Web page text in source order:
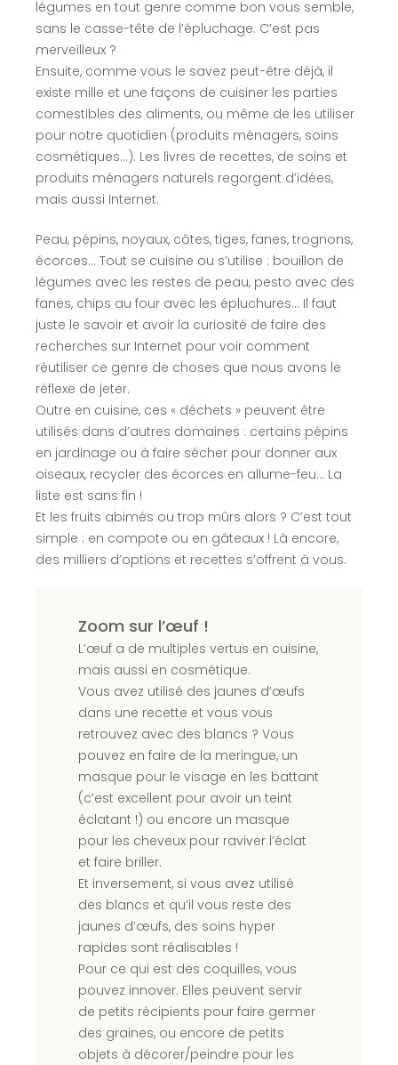
légumes en tout genre comme bon vous semble,
sans le casse-tête de l’épluchage. C’est pas
merveilleux ?
Ensuite, comme vous le savez peut-être déjà, il
existe mille et une façons de cuisiner les parties
comestibles des aliments, ou même de les utiliser
pour notre quotidien (produits ménagers, soins
cosmétiques…). Les livres de recettes, de soins et
produits ménagers naturels regorgent d’idées,
mais aussi Internet.
Peau, pépins, noyaux, côtes, tiges, fanes, trognons,
écorces… Tout se cuisine ou s’utilise : bouillon de
légumes avec les restes de peau, pesto avec des
fanes, chips au four avec les épluchures… Il faut
juste le savoir et avoir la curiosité de faire des
recherches sur Internet pour voir comment
réutiliser ce genre de choses que nous avons le
réflexe de jeter.
Outre en cuisine, ces « déchets » peuvent être
utilisés dans d’autres domaines : certains pépins
en jardinage ou à faire sécher pour donner aux
oiseaux, recycler des écorces en allume-feu… La
liste est sans fin !
Et les fruits abimés ou trop mûrs alors ? C’est tout
simple : en compote ou en gâteaux ! Là encore,
des milliers d’options et recettes s’offrent à vous.
Zoom sur l’œuf !
L’œuf a de multiples vertus en cuisine,
mais aussi en cosmétique.
Vous avez utilisé des jaunes d’œufs
dans une recette et vous vous
retrouvez avec des blancs ? Vous
pouvez en faire de la meringue, un
masque pour le visage en les battant
(c’est excellent pour avoir un teint
éclatant !) ou encore un masque
pour les cheveux pour raviver l’éclat
et faire briller.
Et inversement, si vous avez utilisé
des blancs et qu’il vous reste des
jaunes d’œufs, des soins hyper
rapides sont réalisables !
Pour ce qui est des coquilles, vous
pouvez innover. Elles peuvent servir
de petits récipients pour faire germer
des graines, ou encore de petits
objets à décorer/peindre pour les